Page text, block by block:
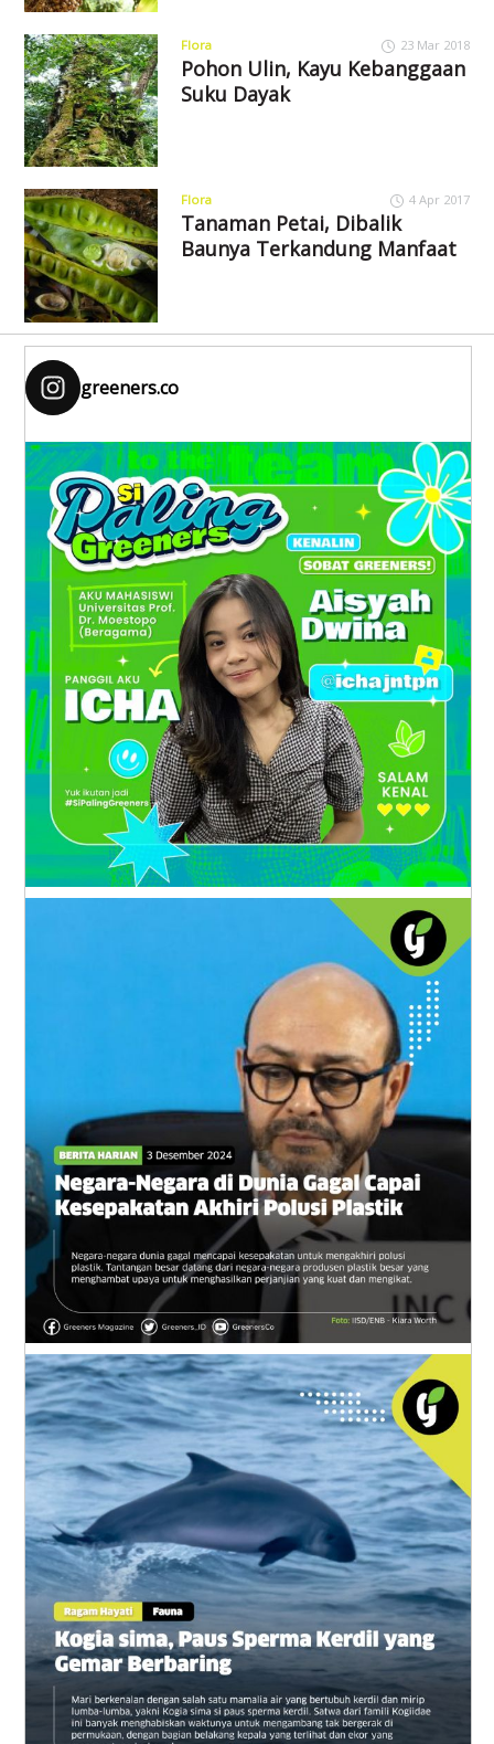
Flora 23 Mar 2018
Pohon Ulin, Kayu Kebanggaan
Suku Dayak
Flora 4 Apr 2017
Tanaman Petai, Dibalik
Baunya Terkandung Manfaat
greeners.co